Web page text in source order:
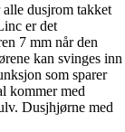
dusjrom takket
er det
7 mm når den
kan svinges inn
som sparer
kommer med
Dusjhjørne med